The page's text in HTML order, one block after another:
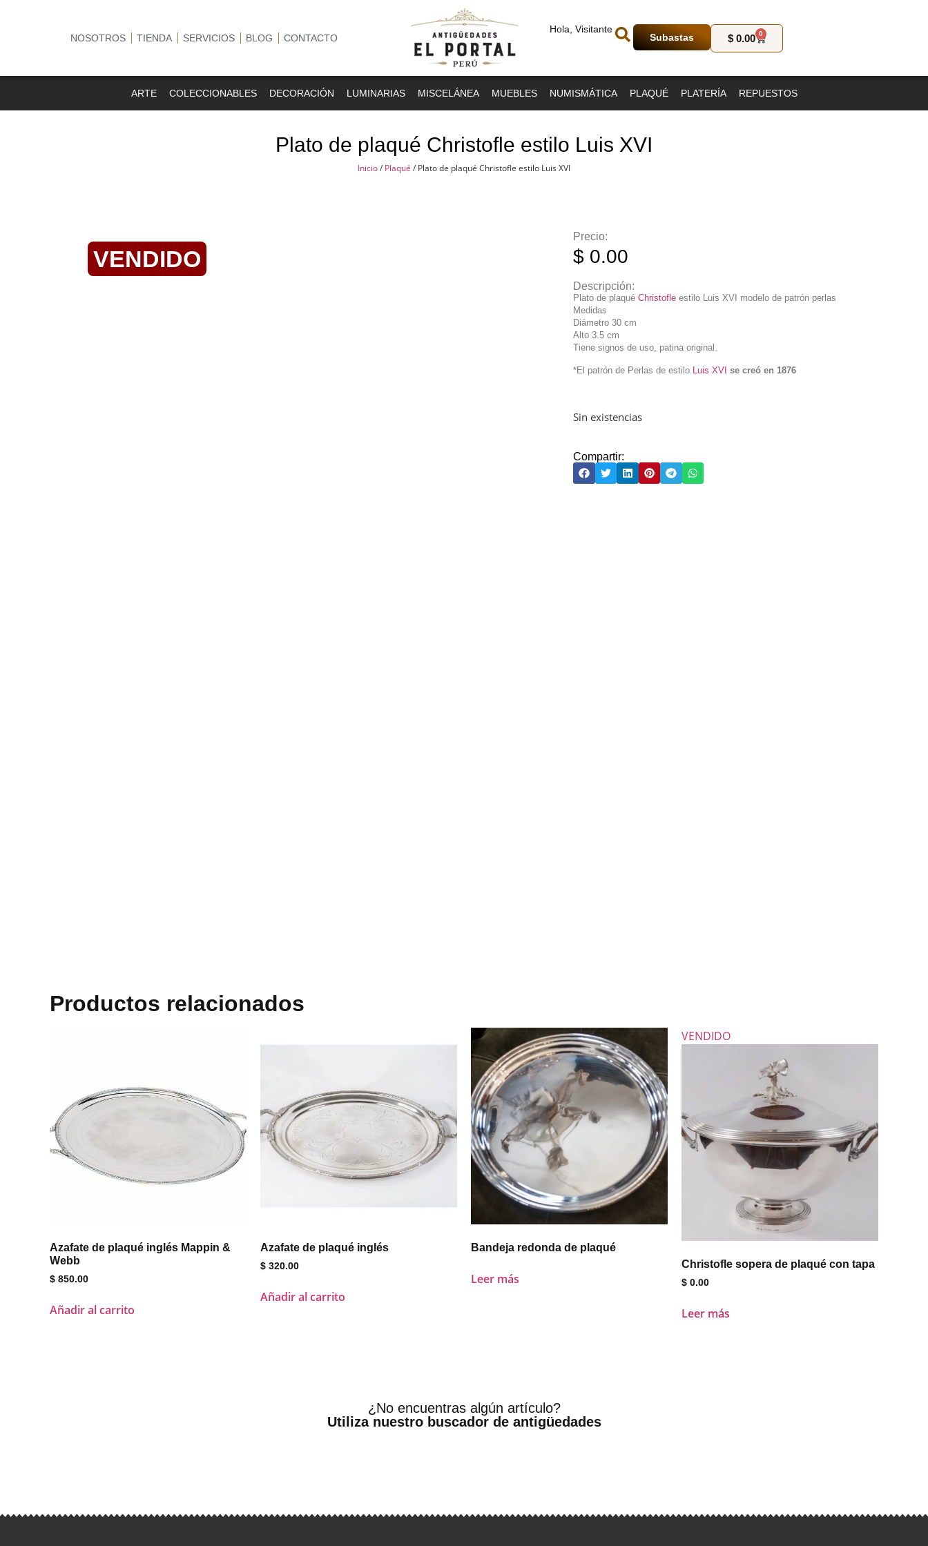
NOSOTROS TIENDA SERVICIOS BLOG CONTACTO
Hola, Visitante
Subastas $ 0.00 0
ARTE COLECCIONABLES DECORACIÓN LUMINARIAS MISCELÁNEA MUEBLES NUMISMÁTICA PLAQUÉ PLATERÍA REPUESTOS
Plato de plaqué Christofle estilo Luis XVI
Inicio/ Plaqué / Plato de plaqué Christofle estilo Luis XVI
VENDIDO
Precio:
$ 0.00
Descripción:
Plato de plaquéChristofle estilo Luis XVI modelo de patrón perlas
Medidas
Diámetro 30 cm
Alto 3.5 cm
Tiene signos de uso, patina original.
*El patrón de Perlas de estilo Luis XVI se creó en 1876
Sin existencias
Compartir:
Productos relacionados
Azafate de plaqué inglés Mappin &
Webb
$ 850.00
Añadir al carrito
Azafate de plaqué inglés
$ 320.00
Añadir al carrito
Bandeja redonda de plaqué
Leer más
VENDIDO
Christofle sopera de plaqué con tapa
$ 0.00
Leer más
¿No encuentras algún artículo?
Utiliza nuestro buscador de antigüedades